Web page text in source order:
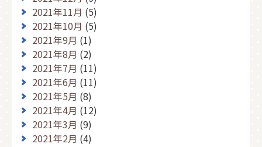
2021年11月 (5)
2021年10月 (5)
2021年9月 (1)
2021年8月 (2)
2021年7月 (11)
2021年6月 (11)
2021年5月 (8)
2021年4月 (12)
2021年3月 (9)
2021年2月 (4)